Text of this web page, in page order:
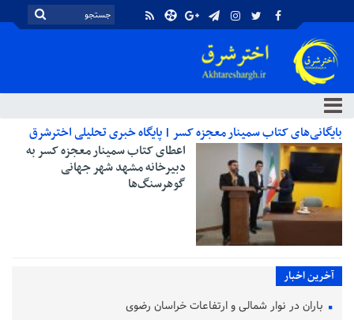
بایگانی‌های کتاب سمینار معجزه کسر | پایگاه خبری تحلیلی اخترشرق
اعطای کتاب سمینار معجزه کسر به
دبیرخانه مشهد شهر جهانی
گوهرسنگ‌ها
آخرین اخبار
باران در نوار شمالی و ارتفاعات خراسان رضوی